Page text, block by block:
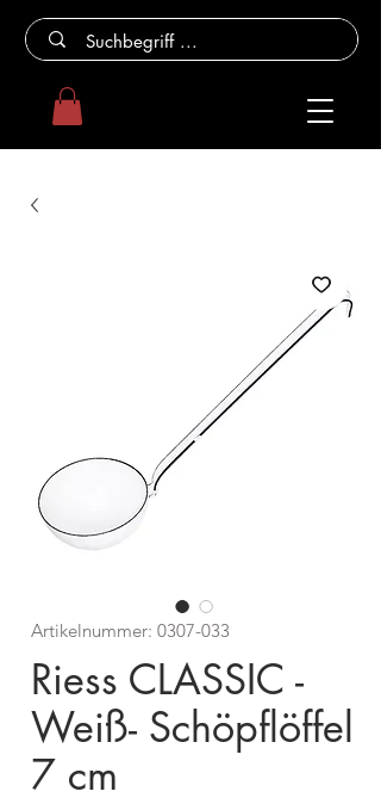
Artikelnummer: 0307-033
Riess CLASSIC -
Weiß- Schöpflöffel
7 cm